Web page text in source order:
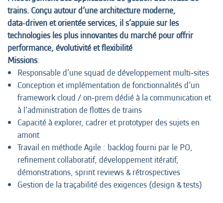
trains. Conçu autour d’une architecture moderne,
data‑driven et orientée services, il s’appuie sur les
technologies les plus innovantes du marché pour offrir
performance, évolutivité et flexibilité
Missions:
Responsable d’une squad de développement multi‑sites
Conception et implémentation de fonctionnalités d’un
framework cloud / on‑prem dédié à la communication et
à l’administration de flottes de trains
Capacité à explorer, cadrer et prototyper des sujets en
amont
Travail en méthode Agile : backlog fourni par le PO,
refinement collaboratif, développement itératif,
démonstrations, sprint reviews & rétrospectives
Gestion de la traçabilité des exigences (design & tests)